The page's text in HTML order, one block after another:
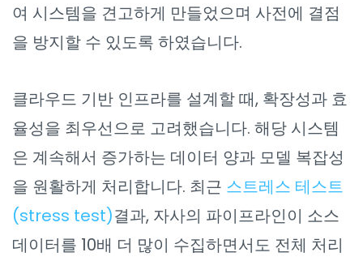
여 시스템을 견고하게 만들었으며 사전에 결점
을 방지할 수 있도록 하였습니다.
클라우드 기반 인프라를 설계할 때, 확장성과 효
율성을 최우선으로 고려했습니다. 해당 시스템
은 계속해서 증가하는 데이터 양과 모델 복잡성
을 원활하게 처리합니다. 최근 스트레스 테스트
(stress test)결과, 자사의 파이프라인이 소스
데이터를 10배 더 많이 수집하면서도 전체 처리